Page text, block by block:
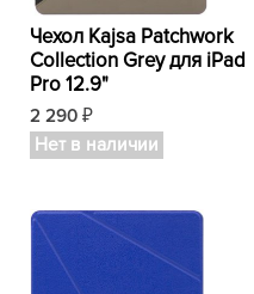
Чехол Kajsa Patchwork
Collection Grey для iPad
Pro 12.9"
2 290 ₽
Нет в наличии